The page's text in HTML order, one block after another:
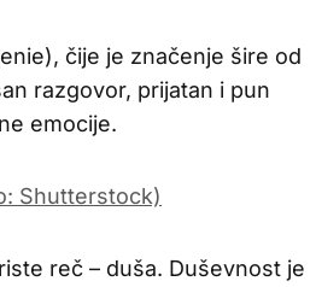
čije je značenje šire od
razgovor, prijatan i pun
emocije.
reč – duša. Duševnost je